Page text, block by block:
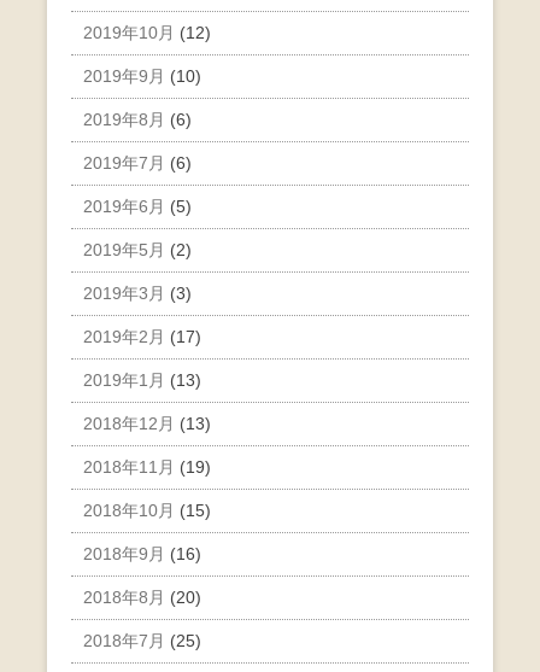
2019年10月 (12)
2019年9月 (10)
2019年8月 (6)
2019年7月 (6)
2019年6月 (5)
2019年5月 (2)
2019年3月 (3)
2019年2月 (17)
2019年1月 (13)
2018年12月 (13)
2018年11月 (19)
2018年10月 (15)
2018年9月 (16)
2018年8月 (20)
2018年7月 (25)